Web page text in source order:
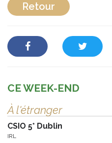
Retour
CE WEEK-END
À l'étranger
CSIO 5* Dublin
IRL